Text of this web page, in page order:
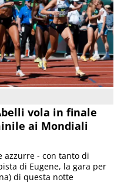
vola in finale
ai Mondiali
azzurre - con tanto di
di Eugene, la gara per
di questa notte